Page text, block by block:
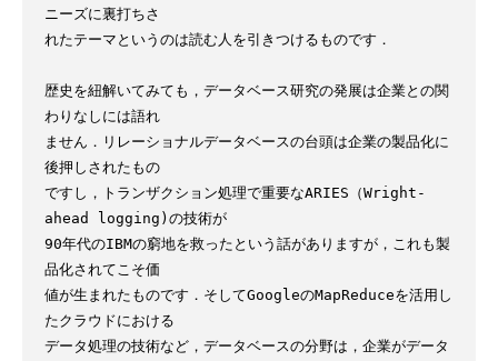
ニーズに裏打ちさ
れたテーマというのは読む人を引きつけるものです．
歴史を紐解いてみても，データベース研究の発展は企業との関
わりなしには語れ
ません．リレーショナルデータベースの台頭は企業の製品化に
後押しされたもの
ですし，トランザクション処理で重要なARIES（Wright-
ahead logging)の技術が
90年代のIBMの窮地を救ったという話がありますが，これも製
品化されてこそ価
値が生まれたものです．そしてGoogleのMapReduceを活用し
たクラウドにおける
データ処理の技術など，データベースの分野は，企業がデータ